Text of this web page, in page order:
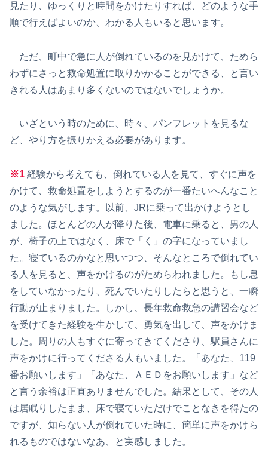
見たり、ゆっくりと時間をかけたりすれば、どのような手
順で行えばよいのか、わかる人もいると思います。
ただ、町中で急に人が倒れているのを見かけて、ためら
わずにさっと救命処置に取りかかることができる、と言い
きれる人はあまり多くないのではないでしょうか。
いざという時のために、時々、パンフレットを見るな
ど、やり方を振りかえる必要があります。
※1 経験から考えても、倒れている人を見て、すぐに声を
かけて、救命処置をしようとするのが一番たいへんなこと
のような気がします。以前、JRに乗って出かけようとし
ました。ほとんどの人が降りた後、電車に乗ると、男の人
が、椅子の上ではなく、床で「く」の字になっていまし
た。寝ているのかなと思いつつ、そんなところで倒れてい
る人を見ると、声をかけるのがためらわれました。もし息
をしていなかったり、死んでいたりしたらと思うと、一瞬
行動が止まりました。しかし、長年救命救急の講習会など
を受けてきた経験を生かして、勇気を出して、声をかけま
した。周りの人もすぐに寄ってきてくださり、駅員さんに
声をかけに行ってくださる人もいました。「あなた、119
番お願いします」「あなた、ＡＥＤをお願いします」など
と言う余裕は正直ありませんでした。結果として、その人
は居眠りしたまま、床で寝ていただけでことなきを得たの
ですが、知らない人が倒れていた時に、簡単に声をかけら
れるものではないなあ、と実感しました。